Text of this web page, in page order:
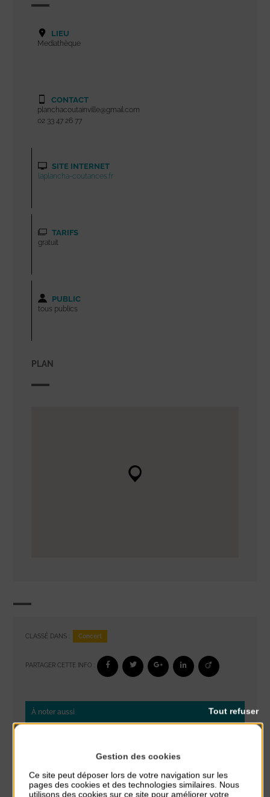
LIEU
Mediathèque
CONTACT
planchacoutainville@gmail.com
02 33 47 26 77
SITE INTERNET
laplancha-coutances.fr
TARIFS
gratuit
PUBLIC
tous publics
PLAN
CLASSÉ DANS : Concert
PARTAGER CETTE INFO :
À noter aussi
Stretching
Gestion des cookies
Ce site peut déposer lors de votre navigation sur les
pages des cookies et des technologies similaires. Nous
utilisons des cookies sur ce site pour améliorer votre
Tout refuser